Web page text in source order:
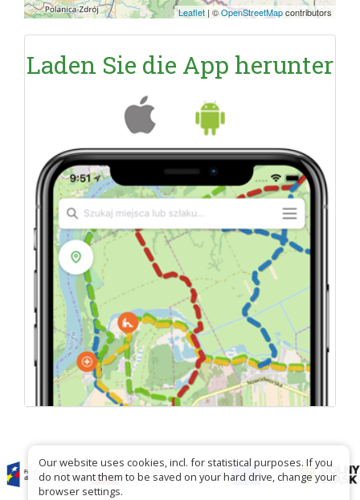
Leaflet | ©OpenStreetMapcontributors
Laden Sie die App herunter
Our website uses cookies, incl. for statistical purposes. If you
do not want them to be saved on your hard drive, change your
browser settings.